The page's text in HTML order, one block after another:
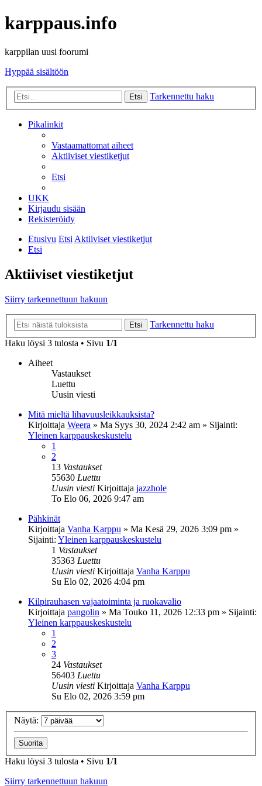
karppaus.info
karppilan uusi foorumi
Hyppää sisältöön
Etsi Tarkennettu haku
Pikalinkit
Vastaamattomat aiheet
Aktiiviset viestiketjut
Etsi
UKK
Kirjaudu sisään
Rekisteröidy
Etusivu EtsiAktiiviset viestiketjut
Etsi
Aktiiviset viestiketjut
Siirry tarkennettuun hakuun
Etsi
Tarkennettu haku
Haku löysi 3 tulosta • Sivu 1/1
Aiheet
Vastaukset
Luettu
Uusin viesti
Mitä mieltä lihavuusleikkauksista?
Kirjoittaja Weera » Ma Syys 30, 2024 2:42 am » Sijainti:
Yleinen karppauskeskustelu
1
2
13 Vastaukset
55630 Luettu
Uusin viesti Kirjoittaja jazzhole
To Elo 06, 2026 9:47 am
Pähkinät
Kirjoittaja Vanha Karppu » Ma Kesä 29, 2026 3:09 pm »
Sijainti: Yleinen karppauskeskustelu
1 Vastaukset
35363 Luettu
Uusin viesti Kirjoittaja Vanha Karppu
Su Elo 02, 2026 4:04 pm
Kilpirauhasen vajaatoiminta ja ruokavalio
Kirjoittaja pangolin » Ma Touko 11, 2026 12:33 pm » Sijainti:
Yleinen karppauskeskustelu
1
2
3
24 Vastaukset
56403 Luettu
Uusin viesti Kirjoittaja Vanha Karppu
Su Elo 02, 2026 3:59 pm
Näytä:
Haku löysi 3 tulosta • Sivu 1/1
Siirry tarkennettuun hakuun